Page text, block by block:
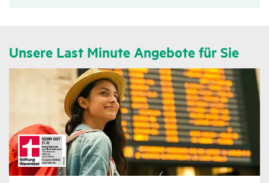
Unsere Last Minute Ange­bote für Sie